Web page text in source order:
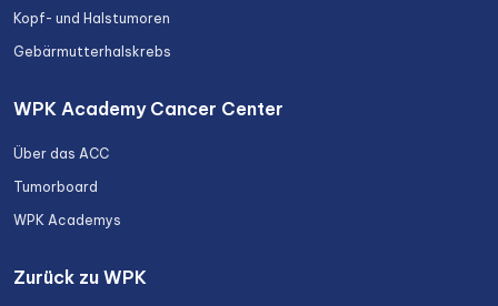
Kopf- und Halstumoren
Gebärmutterhalskrebs
WPK Academy Cancer Center
Über das ACC
Tumorboard
WPK Academys
Zurück zu WPK